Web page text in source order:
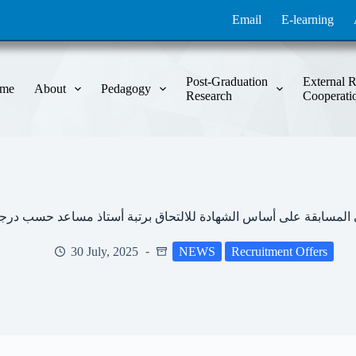
Email E-learning
About Pedagogy
Post-Graduation
Research
External
المسابقة على أساس الشهادة للالتحاق برتبة أستاذ مساعد حسب درجة
30 July, 2025 NEWS Recruitment Offers